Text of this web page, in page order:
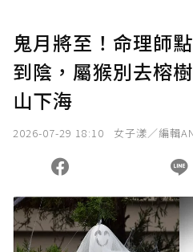
鬼月將至！命理師
到陰，屬猴別去榕
山下海
2026-07-29 18:10 女子漾／編輯